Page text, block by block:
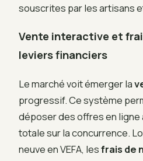
souscrites par les artisans
Vente interactive et
leviers financiers
Le marché voit émerger la
progressif. Ce système
déposer des offres en ligne
totale sur la concurrence.
neuve en VEFA, lesfrais de